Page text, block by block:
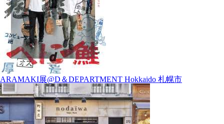
ARAMAKI展@D＆DEPARTMENT Hokkaido 札幌市